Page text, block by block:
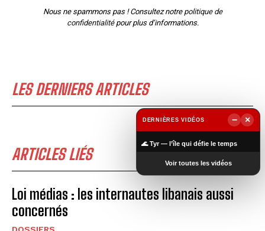
Nous ne spammons pas ! Consultez notre politique de
confidentialitépour plus d’informations.
LES DERNIERS ARTICLES
ARTICLES LIÉS
Loi médias : les internautes libanais aussi
concernés
DOSSIERS
DERNIÈRES VIDÉOS −
×
🌊 Tyr — l’île qui défie le temps
Voir toutes les vidéos